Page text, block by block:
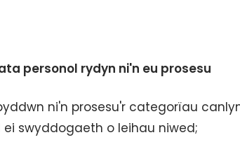
personol rydyn ni'n eu prosesu
ni'n prosesu'r categorïau
swyddogaeth o leihau niwed;